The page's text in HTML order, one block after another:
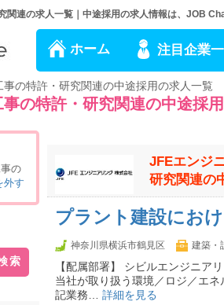
関連の求人一覧｜中途採用の求人情報は、JOB
ホーム 注目企業
の特許・研究関連の中途採用の求人一覧
の特許・研究関連の中途採
JFEエンジ
研究関連の
プラント建設にお
神奈川県横浜市鶴見区 建築・
【配属部署】 シビルエンジニ
当社が取り扱う環境／ロジ／エ
記業務… 詳細を見る
の
外す
索